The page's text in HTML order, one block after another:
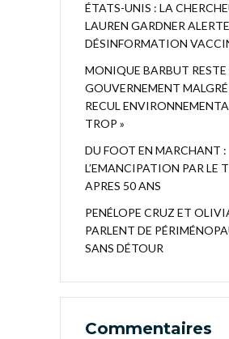
ÉTATS-UNIS : LA
LAUREN GARDNER
DÉSINFORMATION
MONIQUE BARBUT RESTE
GOUVERNEMENT MALGRÉ
RECUL
TROP »
DU FOOT EN MARCHANT :
L’EMANCIPATION PAR LE
APRES 50 ANS
PENÉLOPE CRUZ ET
PARLENT DE
SANS DÉTOUR
Commentaires